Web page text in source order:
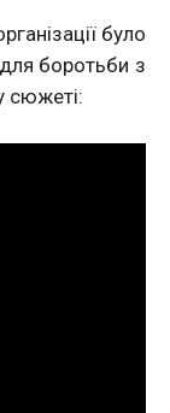
було
боротьби з
сюжеті: